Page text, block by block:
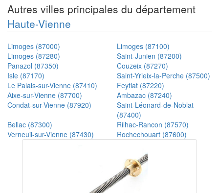
Autres villes principales du département
Haute-Vienne
Limoges (87000)
Limoges (87100)
Limoges (87280)
Saint-Junien (87200)
Panazol (87350)
Couzeix (87270)
Isle (87170)
Saint-Yrieix-la-Perche (87500)
Le Palais-sur-Vienne (87410)
Feytiat (87220)
Aixe-sur-Vienne (87700)
Ambazac (87240)
Condat-sur-Vienne (87920)
Saint-Léonard-de-Noblat
(87400)
Bellac (87300)
Rilhac-Rancon (87570)
Verneuil-sur-Vienne (87430)
Rochechouart (87600)